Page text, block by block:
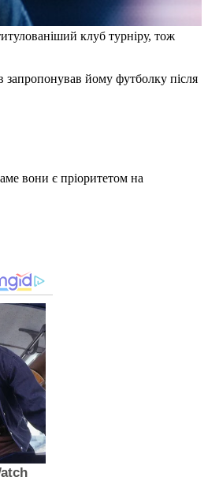
клуб турніру, тож
запропонував йому футболку після
вони є пріоритетом на